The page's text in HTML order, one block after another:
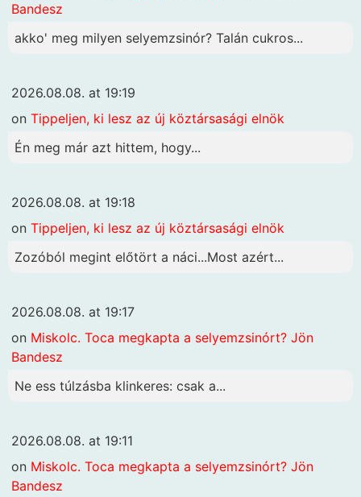
Bandesz
akko' meg milyen selyemzsinór? Talán cukros...
2026.08.08. at 19:19
on Tippeljen, ki lesz az új köztársasági elnök
Én meg már azt hittem, hogy...
2026.08.08. at 19:18
on Tippeljen, ki lesz az új köztársasági elnök
Zozóból megint előtört a náci...Most azért...
2026.08.08. at 19:17
on Miskolc. Toca megkapta a selyemzsinórt? Jön
Bandesz
Ne ess túlzásba klinkeres: csak a...
2026.08.08. at 19:11
on Miskolc. Toca megkapta a selyemzsinórt? Jön
Bandesz